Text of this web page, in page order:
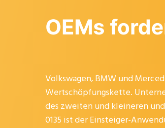
OEMs
Volkswagen, BMW und
Wertschöpfungskette.
des zweiten und kleineren
0135 ist der Einsteiger-